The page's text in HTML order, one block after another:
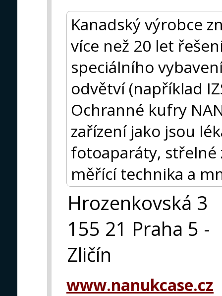
Kanadský výrobce
více než 20 let
speciálního
odvětví (například
Ochranné kufry
zařízení jako jsou
fotoaparáty, střelné
měřící technika a
Hrozenkovská 3
155 21 Praha 5 -
Zličín
www.nanukcase.cz